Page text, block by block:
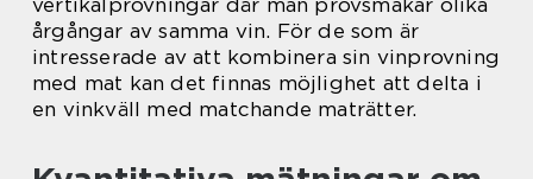
årgångar av samma vin. För de som är
intresserade av att kombinera sin vinprovning
med mat kan det finnas möjlighet att delta i
en vinkväll med matchande maträtter.